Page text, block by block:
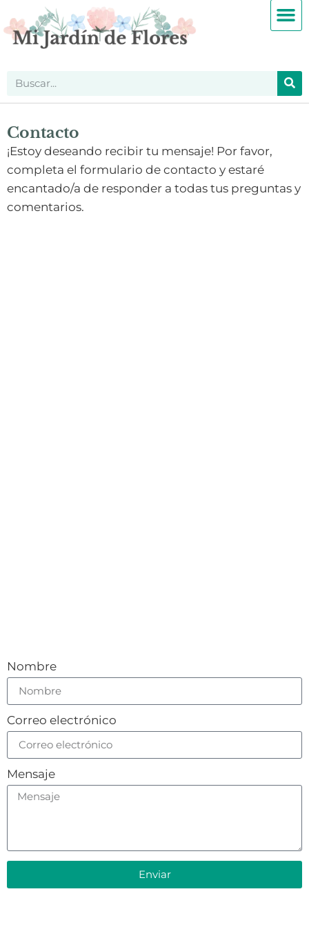
Contacto
¡Estoy deseando recibir tu mensaje! Por favor,
completa el formulario de contacto y estaré
encantado/a de responder a todas tus preguntas y
comentarios.
Nombre
Correo electrónico
Mensaje
Enviar